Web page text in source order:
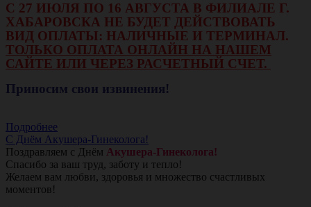
С 27 ИЮЛЯ ПО 16 АВГУСТА В ФИЛИАЛЕ Г.
ХАБАРОВСКА НЕ БУДЕТ ДЕЙСТВОВАТЬ
ВИД ОПЛАТЫ: НАЛИЧНЫЕ И ТЕРМИНАЛ.
ТОЛЬКО ОПЛАТА ОНЛАЙН НА НАШЕМ
САЙТЕ ИЛИ ЧЕРЕЗ РАСЧЕТНЫЙ СЧЕТ.
Приносим свои извинения!
Подробнее
С Днём Акушера-Гинеколога!
Поздравляем с Днём Акушера-Гинеколога!
Спасибо за ваш труд, заботу и тепло!
Желаем вам любви, здоровья и множество счастливых
моментов!